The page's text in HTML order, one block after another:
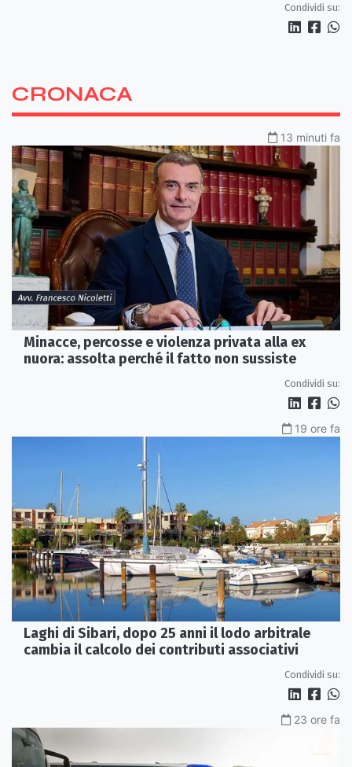
Condividi su:
CRONACA
13 minuti fa
Minacce, percosse e violenza privata alla ex
nuora: assolta perché il fatto non sussiste
Condividi su:
19 ore fa
Laghi di Sibari, dopo 25 anni il lodo arbitrale
cambia il calcolo dei contributi associativi
Condividi su:
23 ore fa